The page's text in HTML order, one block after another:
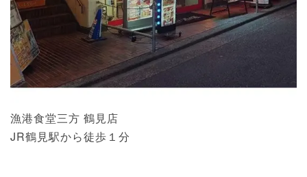
漁港食堂三方 鶴見店
JR鶴見駅から徒歩１分